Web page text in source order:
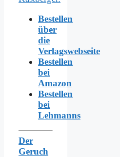
Bestellen
über
die
Verlagswebseite
Bestellen
bei
Amazon
Bestellen
bei
Lehmanns
Der
Geruch